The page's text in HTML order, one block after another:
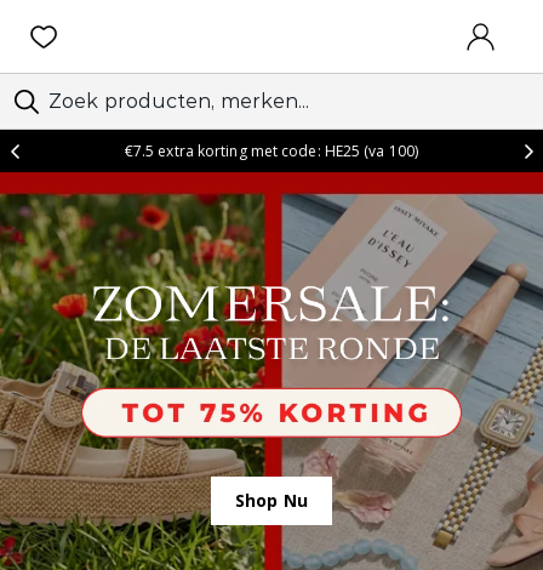
€7.5 extra korting met code: HE25 (va 100)
Shop Nu